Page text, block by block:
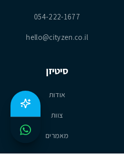
054-222-1677
hello@cityzen.co.il
סיטיזן
אודות
צוות
מאמרים